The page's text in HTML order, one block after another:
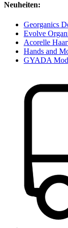
Neuheiten:
Georganics
Evolve
Acorelle
Hands and
GYADA